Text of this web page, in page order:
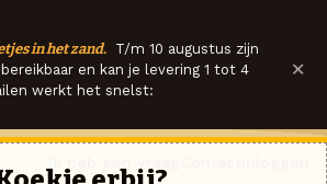
in het zand. T/m 10 augustus zijn
en kan je levering 1 tot 4
werkt het snelst:
×